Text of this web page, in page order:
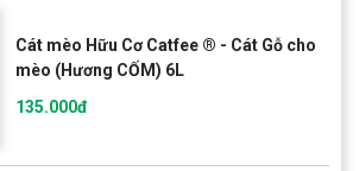
Cát mèo Hữu Cơ Catfee ® - Cát Gỗ cho
mèo (Hương CỐM) 6L
135.000đ